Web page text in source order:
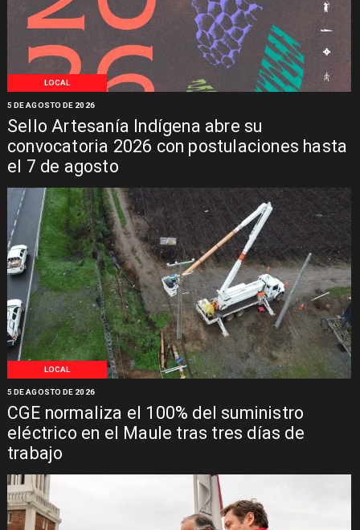
LOCAL
Sello Artesanía Indígena abre su
convocatoria 2026 con postulaciones hasta
el 7 de agosto
5 DE AGOSTO DE 2026
LOCAL
CGE normaliza el 100% del suministro
eléctrico en el Maule tras tres días de
trabajo
5 DE AGOSTO DE 2026